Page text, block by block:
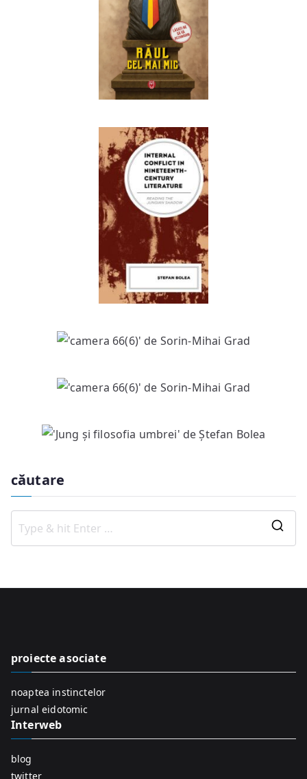
căutare
o
proiecte asociate
noaptea instinctelor
jurnal eidotomic
Interweb
blog
twitter